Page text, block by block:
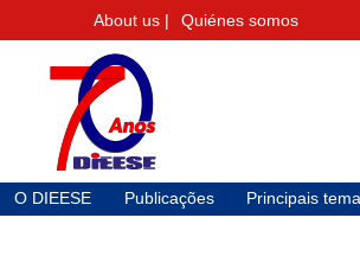
About us | Quiénes somos
O DIEESE Publicações Principais